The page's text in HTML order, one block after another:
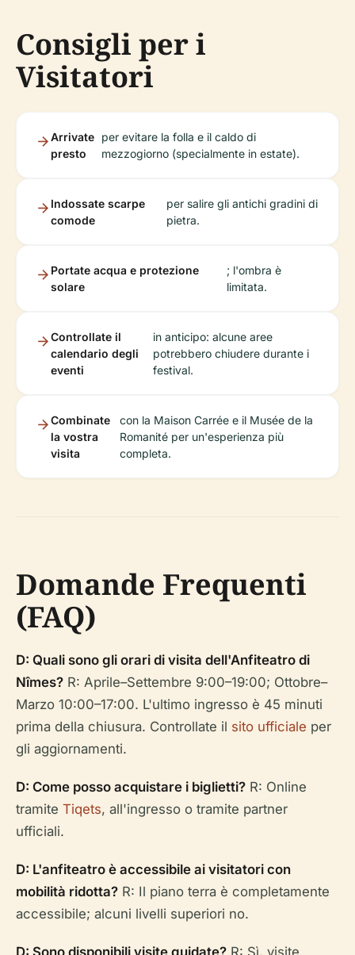
Consigli per i
Visitatori
Arrivate
presto
per evitare la folla e il caldo di
mezzogiorno (specialmente in estate).
Indossate scarpe
comode
per salire gli antichi gradini di
pietra.
Portate acqua e protezione
solare
; l'ombra è
limitata.
Controllate il
calendario degli
eventi
in anticipo: alcune aree
potrebbero chiudere durante i
festival.
Combinate
la vostra
visita
con la Maison Carrée e il Musée de la
Romanité per un'esperienza più
completa.
Domande Frequenti
(FAQ)
D: Quali sono gli orari di visita dell'Anfiteatro di
Nîmes? R: Aprile–Settembre 9:00–19:00; Ottobre–
Marzo 10:00–17:00. L'ultimo ingresso è 45 minuti
prima della chiusura. Controllate il sito ufficiale per
gli aggiornamenti.
D: Come posso acquistare i biglietti? R: Online
tramite Tiqets, all'ingresso o tramite partner
ufficiali.
D: L'anfiteatro è accessibile ai visitatori con
mobilità ridotta? R: Il piano terra è completamente
accessibile; alcuni livelli superiori no.
D: Sono disponibili visite guidate? R: Sì, visite